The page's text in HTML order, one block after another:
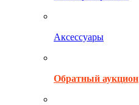
Аксессуары
Обратный аукцион